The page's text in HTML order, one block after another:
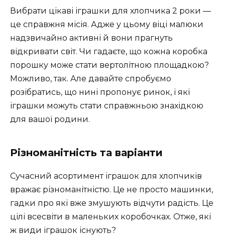
Вибрати цікаві іграшки для хлопчика 2 роки —
це справжня місія. Адже у цьому віці малюки
надзвичайно активні й вони прагнуть
відкривати світ. Чи гадаєте, що кожна коробка
порошку може стати вертолітною площадкою?
Можливо, так. Але давайте спробуємо
розібратись, що нині пропонує ринок, і які
іграшки можуть стати справжньою знахідкою
для вашої родини.
Різноманітність та варіанти
Сучасний асортимент іграшок для хлопчиків
вражає різноманітністю. Це не просто машинки,
гадки про які вже змушують відчути радість. Це
цілі всесвіти в маленьких коробочках. Отже, які
ж види іграшок існують?